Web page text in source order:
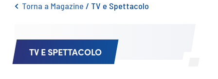
Torna a Magazine / TV e Spettacolo
TV E SPETTACOLO